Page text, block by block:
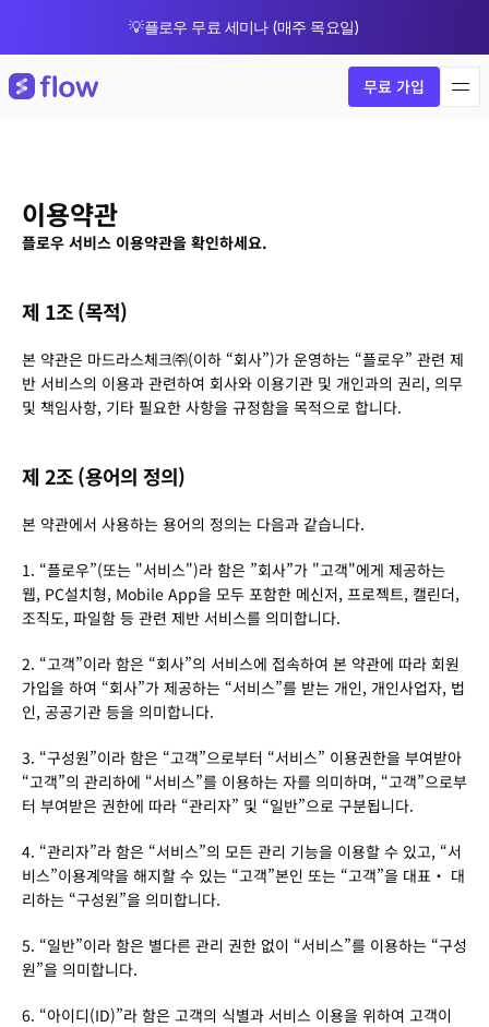
💡플로우 무료 세미나 (매주 목요일)
무료 가입
이용약관
플로우 서비스 이용약관을 확인하세요.
제 1조 (목적)
본 약관은 마드라스체크㈜(이하 “회사”)가 운영하는 “플로우” 관련 제
반 서비스의 이용과 관련하여 회사와 이용기관 및 개인과의 권리, 의무
및 책임사항, 기타 필요한 사항을 규정함을 목적으로 합니다.
제 2조 (용어의 정의)
본 약관에서 사용하는 용어의 정의는 다음과 같습니다.
1. “플로우”(또는 "서비스")라 함은 ”회사”가 "고객"에게 제공하는
웹, PC설치형, Mobile App을 모두 포함한 메신저, 프로젝트, 캘린더,
조직도, 파일함 등 관련 제반 서비스를 의미합니다.
2. “고객”이라 함은 “회사”의 서비스에 접속하여 본 약관에 따라 회원
가입을 하여 “회사”가 제공하는 “서비스”를 받는 개인, 개인사업자, 법
인, 공공기관 등을 의미합니다.
3. “구성원”이라 함은 “고객”으로부터 “서비스” 이용권한을 부여받아
“고객”의 관리하에 “서비스”를 이용하는 자를 의미하며, “고객”으로부
터 부여받은 권한에 따라 “관리자” 및 “일반”으로 구분됩니다.
4. “관리자”라 함은 “서비스”의 모든 관리 기능을 이용할 수 있고, “서
비스”이용계약을 해지할 수 있는 “고객”본인 또는 “고객”을 대표・ 대
리하는 “구성원”을 의미합니다.
5. “일반”이라 함은 별다른 관리 권한 없이 “서비스”를 이용하는 “구성
원”을 의미합니다.
6. “아이디(ID)”라 함은 고객의 식별과 서비스 이용을 위하여 고객이